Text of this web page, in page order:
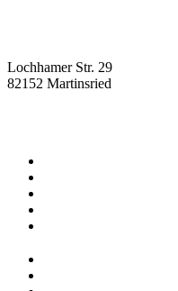
Lochhamer Str. 29
82152 Martinsried